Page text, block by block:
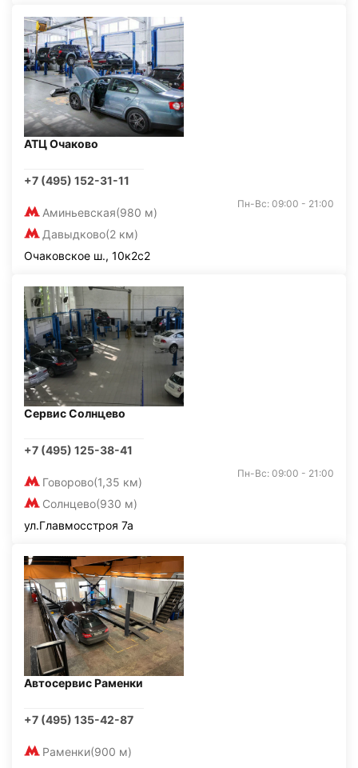
АТЦ Очаково
+7 (495) 152-31-11
Аминьевская(980 м)
Давыдково(2 км)
Пн-Вс: 09:00 - 21:00
Очаковское ш., 10к2с2
Сервис Солнцево
+7 (495) 125-38-41
Говорово(1,35 км)
Солнцево(930 м)
Пн-Вс: 09:00 - 21:00
ул.Главмосстроя 7а
Автосервис Раменки
+7 (495) 135-42-87
Раменки(900 м)